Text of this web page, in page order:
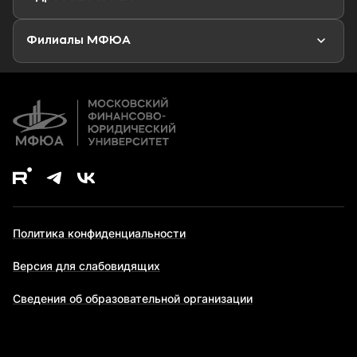
Дополнительное образование
Филиалы МФЮА
Политика конфиденциальности
Версия для слабовидящих
Сведения об образовательной организации